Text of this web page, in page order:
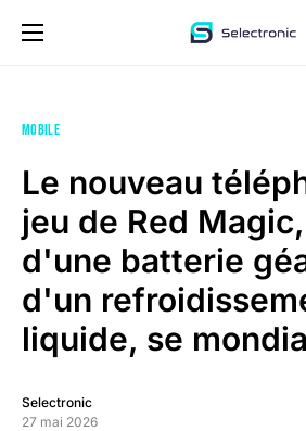
MOBILE
Le nouveau
jeu de Red
d'une batterie
d'un
liquide, se
Selectronic
27 mai 2026